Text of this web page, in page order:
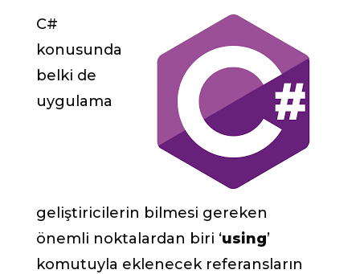
C#
konusunda
belki de
uygulama
geliştiricilerin bilmesi gereken
önemli noktalardan biri ‘using’
komutuyla eklenecek referansların